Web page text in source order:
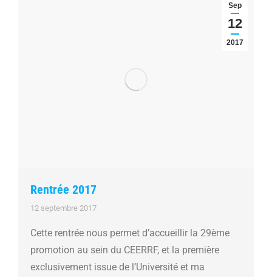
Sep
12
2017
Rentrée 2017
12 septembre 2017
Cette rentrée nous permet d’accueillir la 29ème
promotion au sein du CEERRF, et la première
exclusivement issue de l’Université et ma